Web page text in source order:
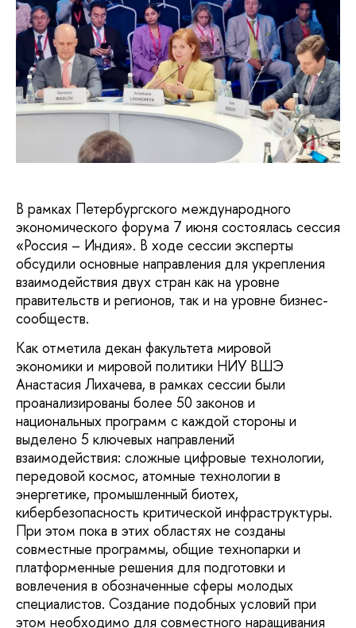
В рамках Петербургского международного
экономического форума 7 июня состоялась сессия
«Россия – Индия». В ходе сессии эксперты
обсудили основные направления для укрепления
взаимодействия двух стран как на уровне
правительств и регионов, так и на уровне бизнес-
сообществ.
Как отметила декан факультета мировой
экономики и мировой политики НИУ ВШЭ
Анастасия Лихачева, в рамках сессии были
проанализированы более 50 законов и
национальных программ с каждой стороны и
выделено 5 ключевых направлений
взаимодействия: сложные цифровые технологии,
передовой космос, атомные технологии в
энергетике, промышленный биотех,
кибербезопасность критической инфраструктуры.
При этом пока в этих областях не созданы
совместные программы, общие технопарки и
платформенные решения для подготовки и
вовлечения в обозначенные сферы молодых
специалистов. Создание подобных условий при
этом необходимо для совместного наращивания